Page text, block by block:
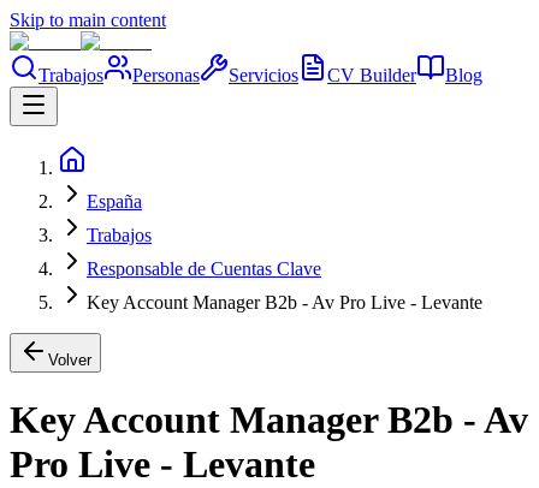
Skip to main content
Trabajos Personas Servicios CV Builder Blog
España
Trabajos
Responsable de Cuentas Clave
Key Account Manager B2b - Av Pro Live - Levante
Volver
Key Account Manager B2b - Av
Pro Live - Levante